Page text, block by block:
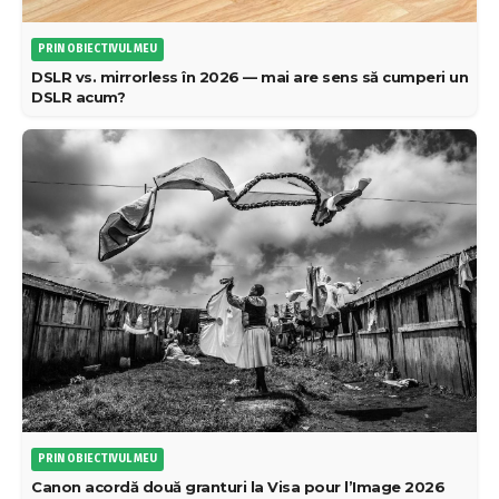
PRIN OBIECTIVUL MEU
DSLR vs. mirrorless în 2026 — mai are sens să cumperi un
DSLR acum?
PRIN OBIECTIVUL MEU
Canon acordă două granturi la Visa pour l’Image 2026